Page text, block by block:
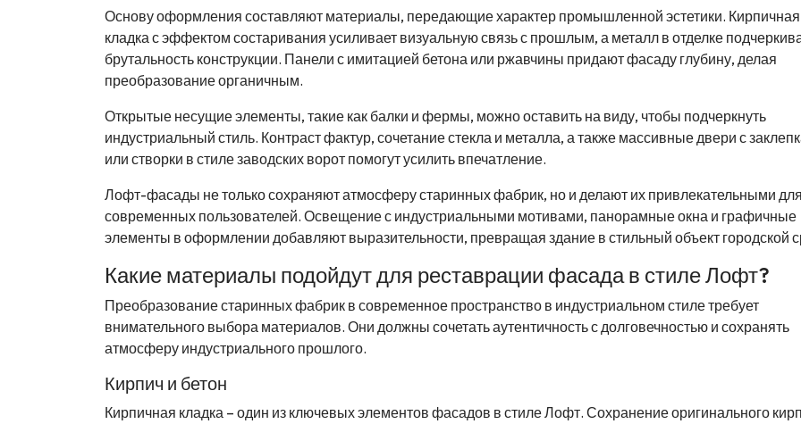
Основу оформления составляют материалы, передающие характер промышленной эстетики. Кирпичная
кладка с эффектом состаривания усиливает визуальную связь с прошлым, а металл в отделке
брутальность конструкции. Панели с имитацией бетона или ржавчины придают фасаду глубину, делая
преобразование органичным.
Открытые несущие элементы, такие как балки и фермы, можно оставить на виду, чтобы подчеркнуть
индустриальный стиль. Контраст фактур, сочетание стекла и металла, а также массивные двери с
или створки в стиле заводских ворот помогут усилить впечатление.
Лофт-фасады не только сохраняют атмосферу старинных фабрик, но и делают их привлекательными для
современных пользователей. Освещение с индустриальными мотивами, панорамные окна и графичные
элементы в оформлении добавляют выразительности, превращая здание в стильный объект городской
Какие материалы подойдут для реставрации фасада в стиле Лофт?
Преобразование старинных фабрик в современное пространство в индустриальном стиле требует
внимательного выбора материалов. Они должны сочетать аутентичность с долговечностью и сохранять
атмосферу индустриального прошлого.
Кирпич и бетон
Кирпичная кладка – один из ключевых элементов фасадов в стиле Лофт. Сохранение оригинального